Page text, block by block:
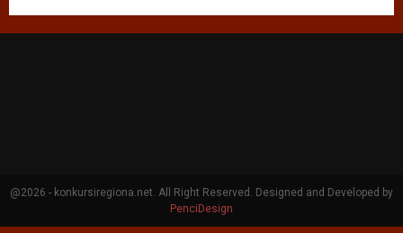
@2026 - konkursiregiona.net. All Right Reserved. Designed and Developed by
PenciDesign